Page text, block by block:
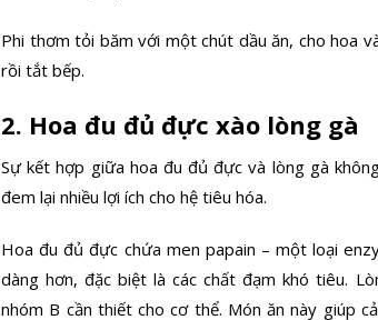
Phi thơm tỏi băm với một chút dầu ăn, cho hoa
rồi tắt bếp.
2. Hoa đu đủ đực xào lòng gà
Sự kết hợp giữa hoa đu đủ đực và lòng gà
đem lại nhiều lợi ích cho hệ tiêu hóa.
Hoa đu đủ đực chứa men papain – một loại
dàng hơn, đặc biệt là các chất đạm khó tiêu.
nhóm B cần thiết cho cơ thể. Món ăn này giúp